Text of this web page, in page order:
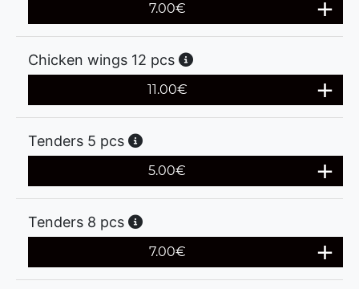
7.00€
Chicken wings 12 pcs
11.00€
Tenders 5 pcs
5.00€
Tenders 8 pcs
7.00€